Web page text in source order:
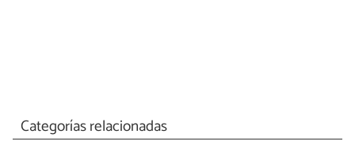
Categorías relacionadas